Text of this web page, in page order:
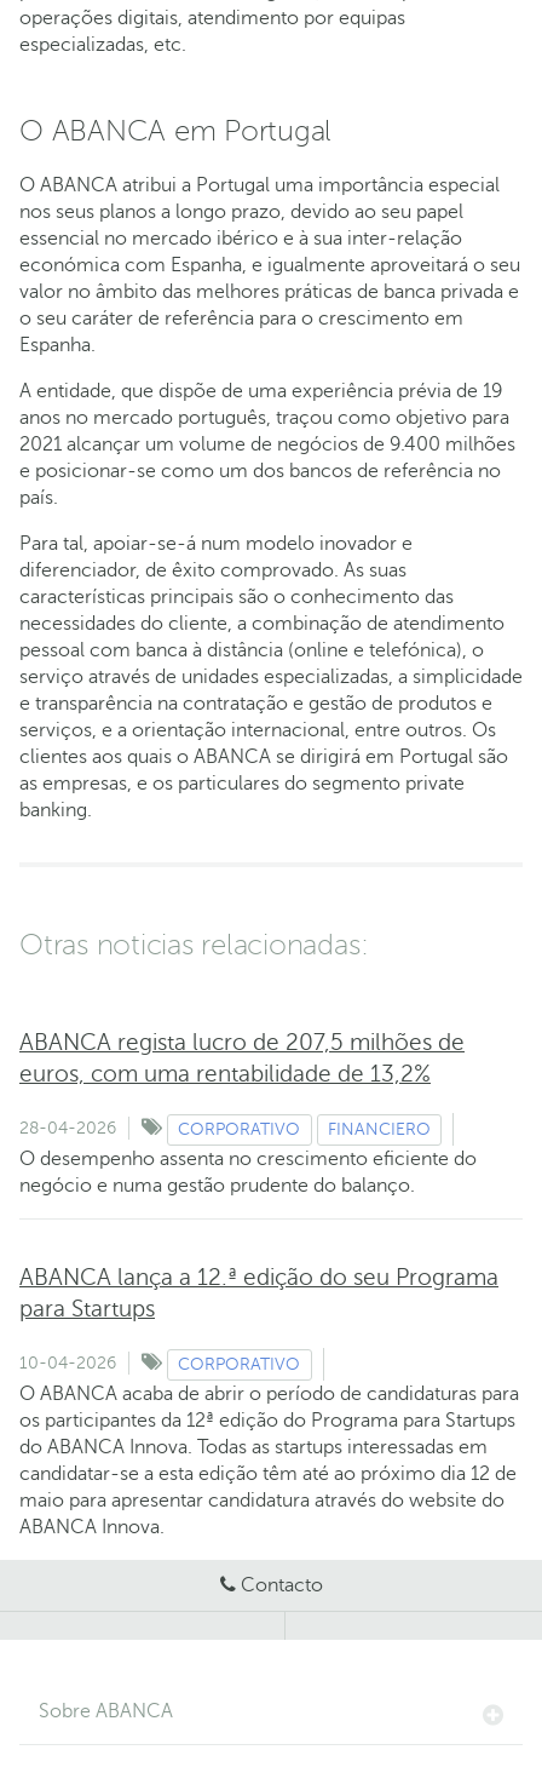
operações digitais, atendimento por equipas
especializadas, etc.
O ABANCA em Portugal
O ABANCA atribui a Portugal uma importância especial
nos seus planos a longo prazo, devido ao seu papel
essencial no mercado ibérico e à sua inter-relação
económica com Espanha, e igualmente aproveitará o seu
valor no âmbito das melhores práticas de banca privada e
o seu caráter de referência para o crescimento em
Espanha.
A entidade, que dispõe de uma experiência prévia de 19
anos no mercado português, traçou como objetivo para
2021 alcançar um volume de negócios de 9.400 milhões
e posicionar-se como um dos bancos de referência no
país.
Para tal, apoiar-se-á num modelo inovador e
diferenciador, de êxito comprovado. As suas
características principais são o conhecimento das
necessidades do cliente, a combinação de atendimento
pessoal com banca à distância (online e telefónica), o
serviço através de unidades especializadas, a simplicidade
e transparência na contratação e gestão de produtos e
serviços, e a orientação internacional, entre outros. Os
clientes aos quais o ABANCA se dirigirá em Portugal são
as empresas, e os particulares do segmento private
banking.
Otras noticias relacionadas:
ABANCA regista lucro de 207,5 milhões de
euros, com uma rentabilidade de 13,2%
28-04-2026 CORPORATIVO FINANCIERO
O desempenho assenta no crescimento eficiente do
negócio e numa gestão prudente do balanço.
ABANCA lança a 12.ª edição do seu Programa
para Startups
10-04-2026 CORPORATIVO
O ABANCA acaba de abrir o período de candidaturas para
os participantes da 12ª edição do Programa para Startups
do ABANCA Innova. Todas as startups interessadas em
candidatar-se a esta edição têm até ao próximo dia 12 de
maio para apresentar candidatura através do website do
ABANCA Innova.
Contacto
Sobre ABANCA